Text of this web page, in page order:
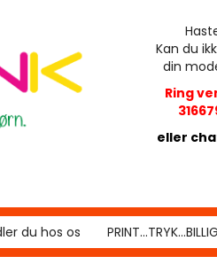
Kan du
din
Ring
eller
du hos os